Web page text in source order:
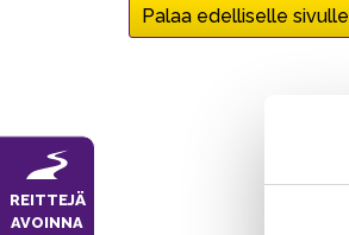
REITTEJÄ
AVOINNA
Palaa edelliselle sivulle